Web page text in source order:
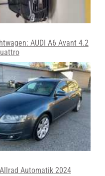
AUDI A6 Avant 4.2
Automatik 2024